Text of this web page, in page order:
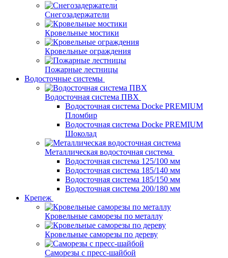
Снегозадержатели
Кровельные мостики
Кровельные ограждения
Пожарные лестницы
Водосточные системы
Водосточная система ПВХ
Водосточная система Docke PREMIUM
Пломбир
Водосточная система Docke PREMIUM
Шоколад
Металлическая водосточная система
Водосточная система 125/100 мм
Водосточная система 185/140 мм
Водосточная система 185/150 мм
Водосточная система 200/180 мм
Крепеж
Кровельные саморезы по металлу
Кровельные саморезы по дереву
Саморезы с пресс-шайбой